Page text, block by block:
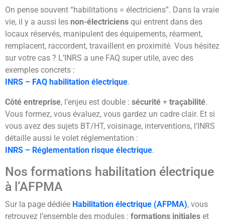
On pense souvent “habilitations = électriciens”. Dans la vraie
vie, il y a aussi les non-électriciens qui entrent dans des
locaux réservés, manipulent des équipements, réarment,
remplacent, raccordent, travaillent en proximité. Vous hésitez
sur votre cas ? L’INRS a une FAQ super utile, avec des
exemples concrets :
INRS – FAQ habilitation électrique.
Côté entreprise, l’enjeu est double : sécurité + traçabilité.
Vous formez, vous évaluez, vous gardez un cadre clair. Et si
vous avez des sujets BT/HT, voisinage, interventions, l’INRS
détaille aussi le volet réglementation :
INRS – Réglementation risque électrique.
Nos formations habilitation électrique
à l’AFPMA
Sur la page dédiée Habilitation électrique (AFPMA), vous
retrouvez l’ensemble des modules : formations initiales et